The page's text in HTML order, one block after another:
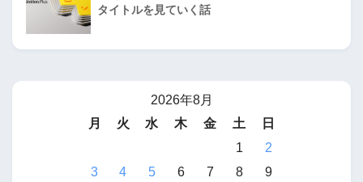
タイトルを見ていく話
2026年8月
月
火 水 木 金 土
日
1
2
3
4 5 6 7 8
9